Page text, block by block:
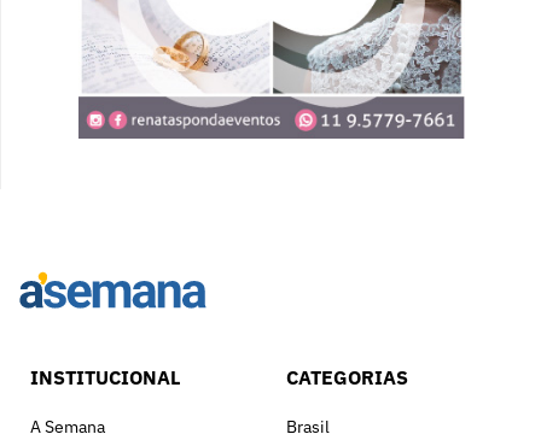
INSTITUCIONAL
A Semana
CATEGORIAS
Brasil